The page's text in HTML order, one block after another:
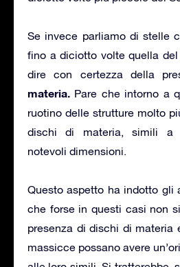
Se invece parliamo di stelle
fino a diciotto volte quella
dire con certezza della
materia. Pare che intorno a
ruotino delle strutture molto
dischi di materia, simili a
notevoli dimensioni.
Questo aspetto ha indotto gli
che forse in questi casi non
presenza di dischi di materia
massicce possano avere